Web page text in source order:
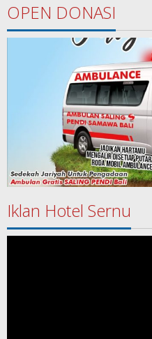
OPEN DONASI
Iklan Hotel Sernu